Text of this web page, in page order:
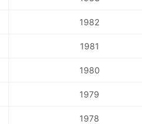
1982
1981
1980
1979
1978